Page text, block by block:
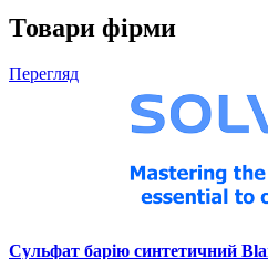
Товари фірми
Перегляд
Сульфат барію синтетичний